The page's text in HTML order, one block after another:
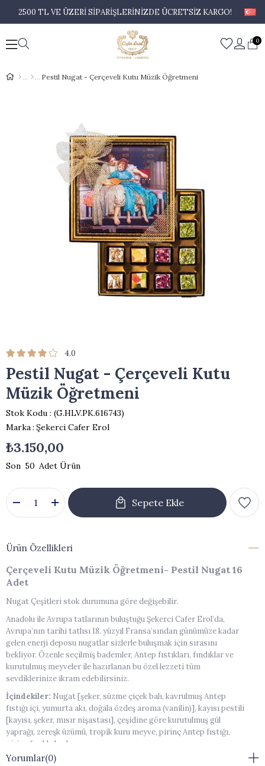
2500 TL VE ÜZERİ SİPARİŞLERİNİZDE ÜCRETSİZ KARGO!
0
Pestil Nugat - Çerçeveli Kutu Müzik Öğretmeni
4.0
Pestil Nugat - Çerçeveli Kutu
Müzik Öğretmeni
Stok Kodu
(G.HLV.PK.616743)
Marka: Şekerci Cafer Erol
₺3.150,00
50
Ürün Özellikleri
Çerçeveli Kutu Müzik Öğretmeni- Pestil Nugat 16
Adet
Nugat Çeşitleri stok durumuna göre değişebilir.
Anadolu ile Avrupa tatlarının buluştuğu Şekerci Cafer Erol’da,
Avrupa’nın tarihi tatlısı 18. yüzyıl Fransa’sından günümüze kadar
gelen enerji deposu nugatlar sizlerle buluşmak için sırasını
bekliyor. Özenle seçilmiş bademler, Antep fıstıkları, fındıklar ve
kurutulmuş meyveler ile hazırlanan bu özel lezzeti tüm
sevdiklerinize ikram edebilirsiniz.
İçindekiler: Nugat [şeker, süzme çiçek balı, kavrulmuş Antep
fıstığı içi, yumurta akı, doğala özdeş aroma (vanilin)], kayısı pestili
[kayısı, şeker, mısır nişastası], çeşidine göre kurutulmuş gül
yaprağı, zereşk üzümü, tropik kuru meyve, pirinç Antep fıstığı,
pirinç fındık, badem.
Muhafaza Koşulları:
Yorumlar(0)